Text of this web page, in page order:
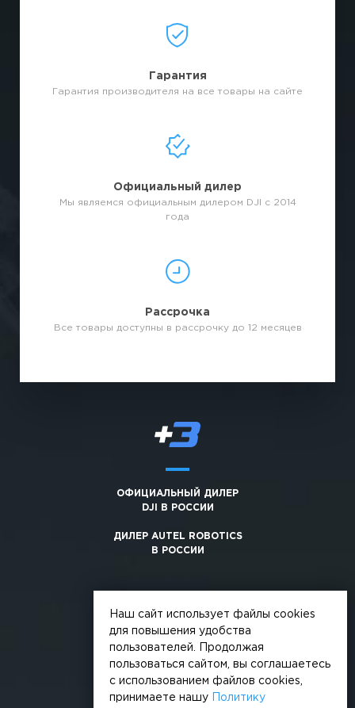
Гарантия
Гарантия производителя на все товары на сайте
Официальный дилер
Мы являемся официальным дилером DJI с 2014
года
Рассрочка
Все товары доступны в рассрочку до 12 месяцев
ОФИЦИАЛЬНЫЙ ДИЛЕР
DJI В РОССИИ
ДИЛЕР AUTEL ROBOTICS
В РОССИИ
© 2026, +3. Все права защищены
Обработка персональных данных
Наш сайт использует файлы cookies
для повышения удобства
пользователей. Продолжая
пользоваться сайтом, вы соглашаетесь
с использованием файлов cookies,
принимаете нашу
Политику